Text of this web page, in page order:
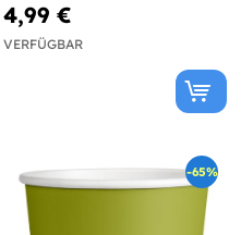
4,99 €
VERFÜGBAR
-65%